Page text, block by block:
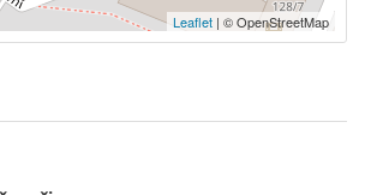
Leaflet | © OpenStreetMap